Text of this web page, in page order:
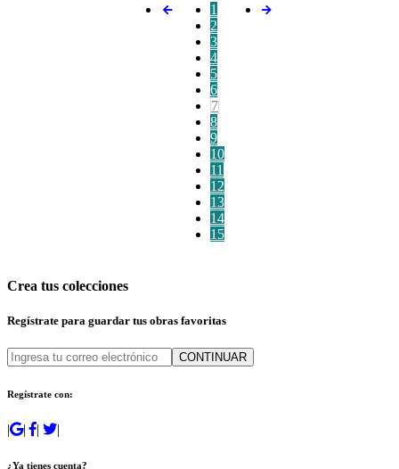
1
2
3
4
5
6
7
8
9
10
11
12
13
14
15
Crea tus colecciones
Regístrate para guardar tus obras favoritas
CONTINUAR
Regístrate con:
| | | |
¿Ya tienes cuenta?